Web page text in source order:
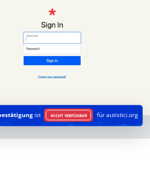
ist NICHT VERFÜGBAR für autistici.org